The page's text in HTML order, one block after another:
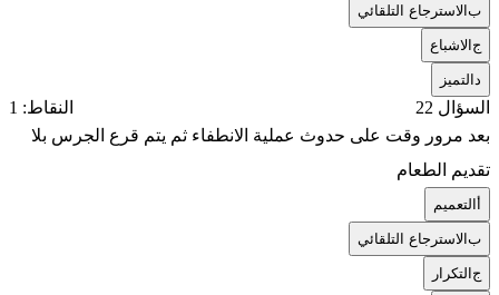
بالاسترجاع التلقائي
جالاشباع
التميز
السؤال 22
النقاط: 1
بعد مرور وقت على حدوث عملية الانطفاء ثم يتم قرع الجرس بلا
تقديم الطعام
التعميم
بالاسترجاع التلقائي
جالتكرار